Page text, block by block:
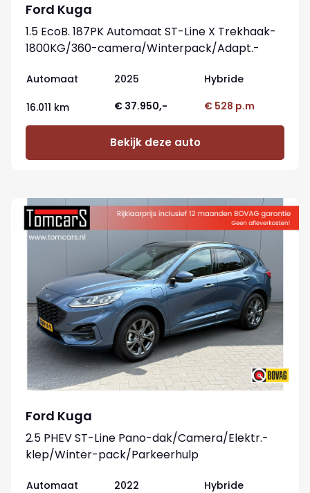
Ford Kuga
1.5 EcoB. 187PK Automaat ST-Line X Trekhaak-
1800KG/360-camera/Winterpack/Adapt.-
Automaat 2025 Hybride
16.011 km € 37.950,- € 528 p.m
Bekijk deze auto
Ford Kuga
2.5 PHEV ST-Line Pano-dak/Camera/Elektr.-
klep/Winter-pack/Parkeerhulp
Automaat 2022 Hybride